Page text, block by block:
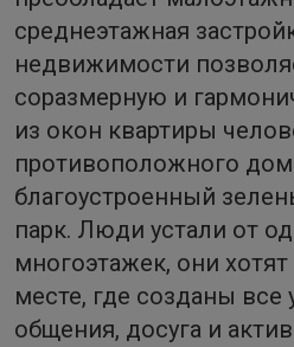
среднеэтажная
недвижимости
соразмерную и
из окон квартиры
противоположного
благоустроенный
парк. Люди устали от
многоэтажек, они
месте, где созданы все
общения, досуга и